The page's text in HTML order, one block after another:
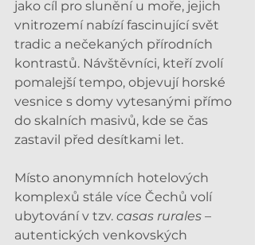
jako cíl pro slunění u moře, jejich
vnitrozemí nabízí fascinující svět
tradic a nečekaných přírodních
kontrastů. Návštěvníci, kteří zvolí
pomalejší tempo, objevují horské
vesnice s domy vytesanými přímo
do skalních masivů, kde se čas
zastavil před desítkami let.
Místo anonymních hotelových
komplexů stále více Čechů volí
ubytování v tzv. casas rurales –
autentických venkovských